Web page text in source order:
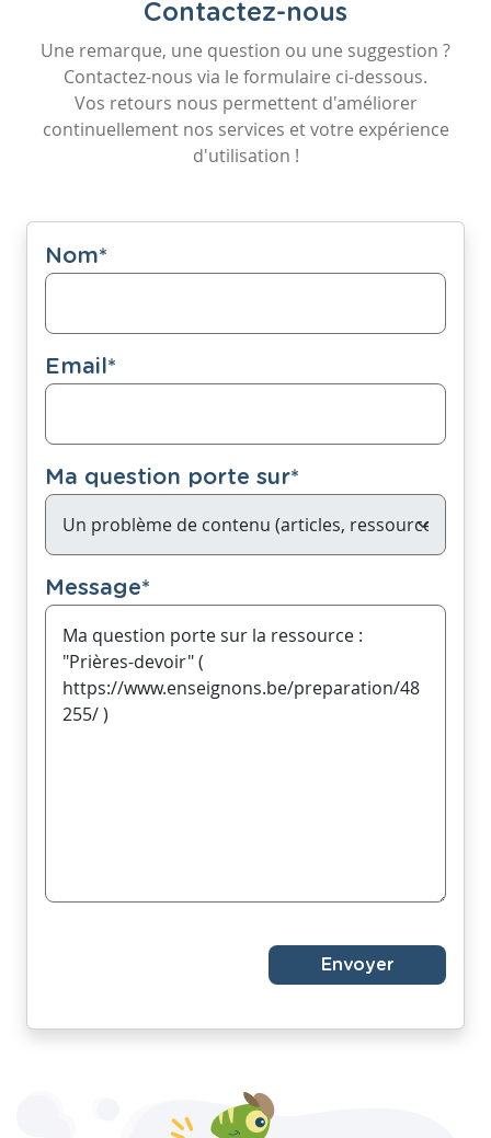
Contactez-nous
Une remarque, une question ou une suggestion ?
Contactez-nous via le formulaire ci-dessous.
Vos retours nous permettent d'améliorer
continuellement nos services et votre expérience
d'utilisation !
Nom*
Email*
Ma question porte sur*
Message*
Envoyer